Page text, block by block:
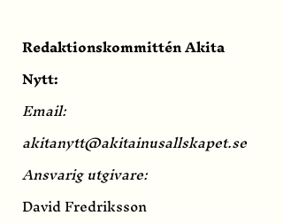
Redaktionskommittén Akita
Nytt:
Email:
akitanytt@akitainusallskapet.se
Ansvarig utgivare:
David Fredriksson